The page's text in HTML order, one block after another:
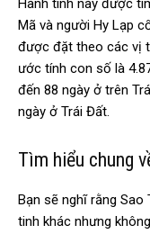
Hành tinh này được
Mã và người Hy Lạp
được đặt theo các vị
ước tính con số là
đến 88 ngày ở trên
ngày ở Trái Đất.
Tìm hiểu chung
Bạn sẽ nghĩ rằng
tinh khác nhưng